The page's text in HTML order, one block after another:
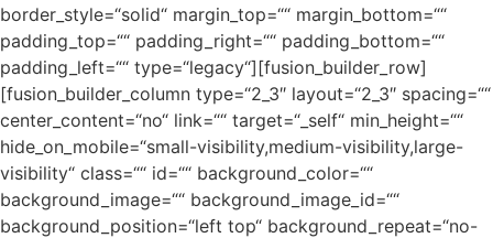
border_style=“solid“ margin_top=““ margin_bottom=““
padding_top=““ padding_right=““ padding_bottom=““
padding_left=““ type=“legacy“][fusion_builder_row]
[fusion_builder_column type=“2_3″ layout=“2_3″ spacing=““
center_content=“no“ link=““ target=“_self“ min_height=““
hide_on_mobile=“small-visibility,medium-visibility,large-
visibility“ class=““ id=““ background_color=““
background_image=““ background_image_id=““
background_position=“left top“ background_repeat=“no-